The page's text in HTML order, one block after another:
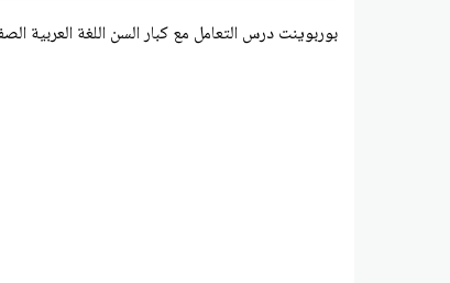
بوربوينت درس التعامل مع كبار السن اللغة العربية